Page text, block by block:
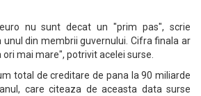
nu sunt decat un "prim pas", scrie
din membrii guvernului. Cifra finala ar
mai mare", potrivit acelei surse.
total de creditare de pana la 90 miliarde
care citeaza de aceasta data surse